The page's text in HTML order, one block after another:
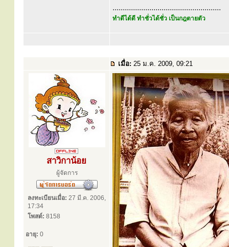
.....................................................
ทำดีได้ดี ทำชั่วได้ชั่ว เป็นกฎตายตัว
เมื่อ: 25 ม.ค. 2009, 09:21
สาวิกาน้อย
ผู้จัดการ
ลงทะเบียนเมื่อ: 27 มี.ค. 2006,
17:34
โพสต์: 8158
อายุ: 0